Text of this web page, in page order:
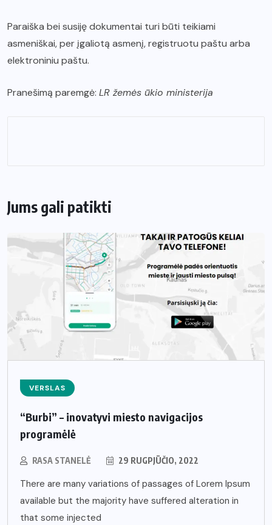
Paraiška bei susiję dokumentai turi būti teikiami
asmeniškai, per įgaliotą asmenį, registruotu paštu arba
elektroniniu paštu.
Pranešimą paremgė: LR žemės ūkio ministerija
Jums gali patikti
VERSLAS
“Burbi” – inovatyvi miesto navigacijos
programėlė
RASA STANELĖ 29 RUGPJŪČIO, 2022
There are many variations of passages of Lorem Ipsum
available but the majority have suffered alteration in
that some injected